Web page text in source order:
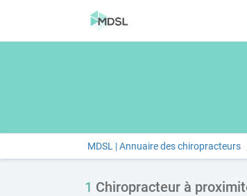
MDSL | Annuaire des chiropracteurs
1 Chiropracteur à